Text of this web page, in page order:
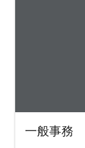
一般事務